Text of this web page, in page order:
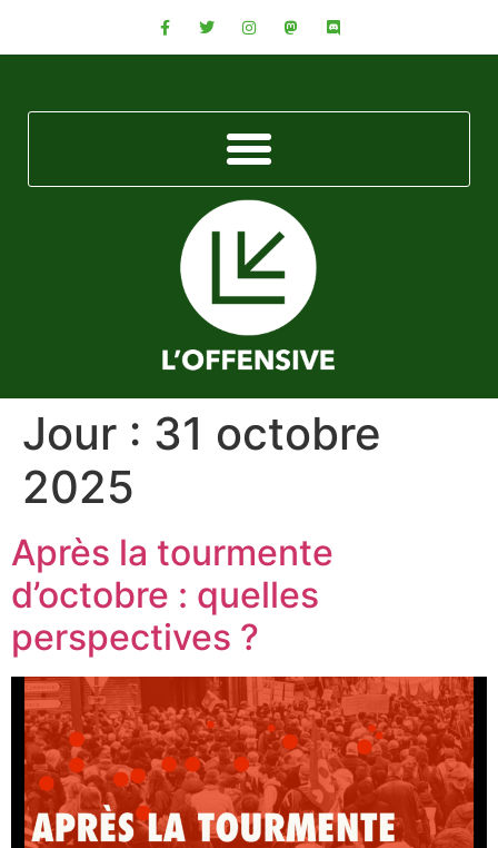
Jour : 31 octobre
2025
Après la tourmente
d’octobre : quelles
perspectives ?